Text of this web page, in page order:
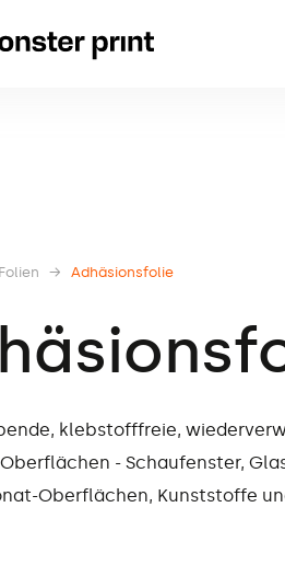
Folien → Adhäsionsfolie
klebstofffreie,
- Schaufenster,
Oberflächen, Kunststoffe